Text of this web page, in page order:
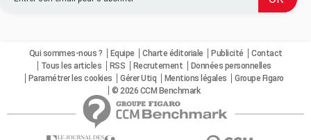
Qui sommes-nous ? Equipe Charte éditoriale Publicité
Contact
Tous les articles
RSS Recrutement
Données personnelles
Paramétrer les cookies
Gérer Utiq Mentions légales
Groupe Figaro
© 2026 CCM Benchmark